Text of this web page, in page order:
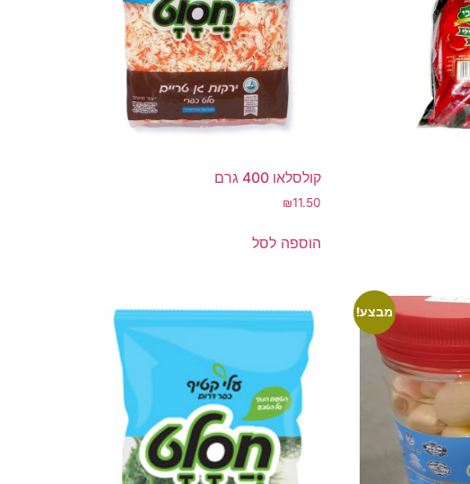
קולסלאו 400 גרם
₪11.50
הוספה לסל
מבצע!